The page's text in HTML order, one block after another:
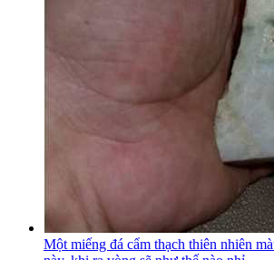
Một miếng đá cẩm thạch thiên nhiên